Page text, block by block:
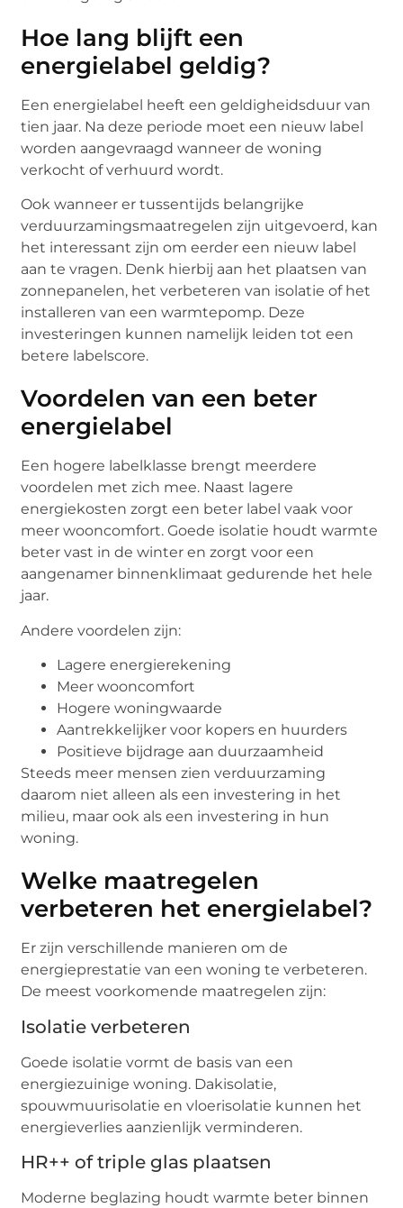
Hoe lang blijft een
energielabel geldig?
Een energielabel heeft een geldigheidsduur van
tien jaar. Na deze periode moet een nieuw label
worden aangevraagd wanneer de woning
verkocht of verhuurd wordt.
Ook wanneer er tussentijds belangrijke
verduurzamingsmaatregelen zijn uitgevoerd, kan
het interessant zijn om eerder een nieuw label
aan te vragen. Denk hierbij aan het plaatsen van
zonnepanelen, het verbeteren van isolatie of het
installeren van een warmtepomp. Deze
investeringen kunnen namelijk leiden tot een
betere labelscore.
Voordelen van een beter
energielabel
Een hogere labelklasse brengt meerdere
voordelen met zich mee. Naast lagere
energiekosten zorgt een beter label vaak voor
meer wooncomfort. Goede isolatie houdt warmte
beter vast in de winter en zorgt voor een
aangenamer binnenklimaat gedurende het hele
jaar.
Andere voordelen zijn:
Lagere energierekening
Meer wooncomfort
Hogere woningwaarde
Aantrekkelijker voor kopers en huurders
Positieve bijdrage aan duurzaamheid
Steeds meer mensen zien verduurzaming
daarom niet alleen als een investering in het
milieu, maar ook als een investering in hun
woning.
Welke maatregelen
verbeteren het energielabel?
Er zijn verschillende manieren om de
energieprestatie van een woning te verbeteren.
De meest voorkomende maatregelen zijn:
Isolatie verbeteren
Goede isolatie vormt de basis van een
energiezuinige woning. Dakisolatie,
spouwmuurisolatie en vloerisolatie kunnen het
energieverlies aanzienlijk verminderen.
HR++ of triple glas plaatsen
Moderne beglazing houdt warmte beter binnen